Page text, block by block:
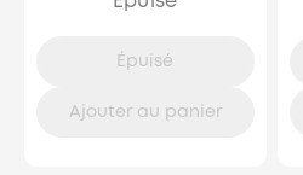
Épuisé
Ajouter au panier